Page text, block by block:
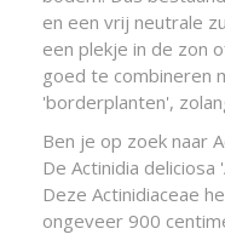
en een vrij neutrale
een plekje in de zon
goed te combineren
'borderplanten',
Ben je op zoek naar
De Actinidia deliciosa
Deze Actinidiaceae
ongeveer 900